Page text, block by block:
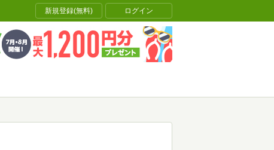
新規登録(無料) ログイン